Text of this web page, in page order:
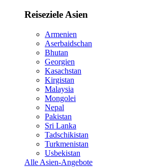
Reiseziele Asien
Armenien
Aserbaidschan
Bhutan
Georgien
Kasachstan
Kirgistan
Malaysia
Mongolei
Nepal
Pakistan
Sri Lanka
Tadschikistan
Turkmenistan
Usbekistan
Alle Asien-Angebote